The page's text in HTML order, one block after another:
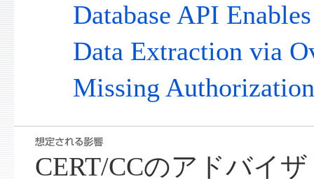
Database API
Data Extraction via
Missing
CERT/CCのアドバイ